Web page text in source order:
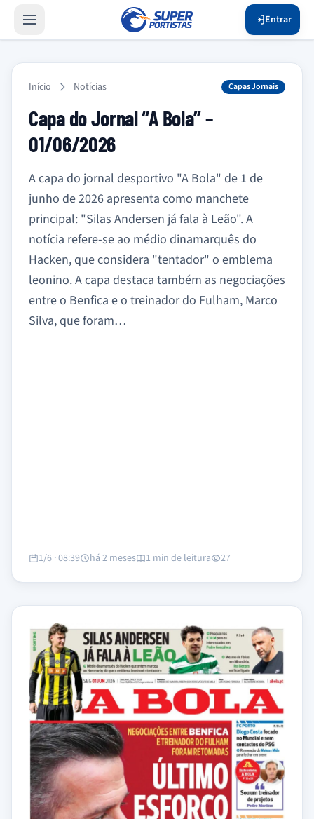
Entrar
Início Notícias Capas Jornais
Capa do Jornal “A Bola” –
01/06/2026
A capa do jornal desportivo "A Bola" de 1 de
junho de 2026 apresenta como manchete
principal: "Silas Andersen já fala à Leão". A
notícia refere-se ao médio dinamarquês do
Hacken, que considera "tentador" o emblema
leonino. A capa destaca também as negociações
entre o Benfica e o treinador do Fulham, Marco
Silva, que foram…
1/6 · 08:39 há 2 meses 1 min de leitura 27